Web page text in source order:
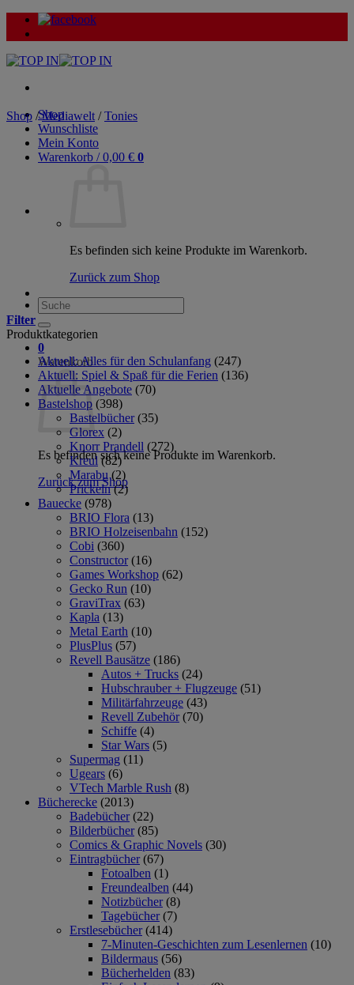
Zum
Inhalt
Shop
Wunschliste
Mein Konto
Warenkorb /0,00 € 0
Es befinden sich keine Produkte im Warenkorb.
Zurück zum Shop
Suche
nach:
0
Warenkorb
Es befinden sich keine Produkte im Warenkorb.
Zurück zum Shop
Shop / Mediawelt / Tonies
Filter
Produktkategorien
Aktuell: Alles für den Schulanfang (247)
Aktuell: Spiel & Spaß für die Ferien (136)
Aktuelle Angebote (70)
Bastelshop (398)
Bastelbücher (35)
Glorex (2)
Knorr Prandell (272)
Kreul (82)
Marabu (2)
Prickeln (2)
Bauecke (978)
BRIO Flora (13)
BRIO Holzeisenbahn (152)
Cobi (360)
Constructor (16)
Games Workshop (62)
Gecko Run (10)
GraviTrax (63)
Kapla (13)
Metal Earth (10)
PlusPlus (57)
Revell Bausätze (186)
Autos + Trucks (24)
Hubschrauber + Flugzeuge (51)
Militärfahrzeuge (43)
Revell Zubehör (70)
Schiffe (4)
Star Wars (5)
Supermag (11)
Ugears (6)
VTech Marble Rush (8)
Bücherecke (2013)
Badebücher (22)
Bilderbücher (85)
Comics & Graphic Novels (30)
Eintragbücher (67)
Fotoalben (1)
Freundealben (44)
Notizbücher (8)
Tagebücher (7)
Erstlesebücher (414)
7-Minuten-Geschichten zum Lesenlernen (10)
Bildermaus (56)
Bücherhelden (83)